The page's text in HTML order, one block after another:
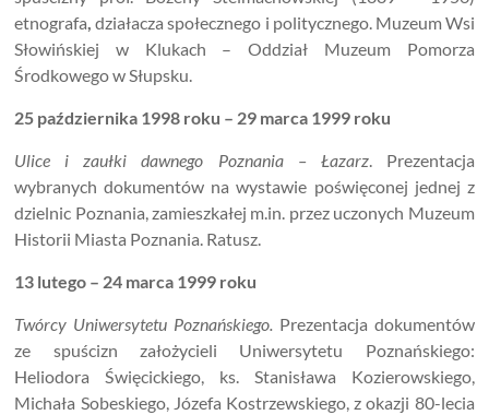
etnografa,działacza społecznego i politycznego. Muzeum Wsi
Słowińskiej w Klukach – Oddział Muzeum Pomorza
Środkowego w Słupsku.
25 października 1998 roku – 29 marca 1999 roku
Ulice i zaułki dawnego Poznania – Łazarz. Prezentacja
wybranych dokumentów na wystawie poświęconej jednej z
dzielnic Poznania, zamieszkałej m.in. przez uczonych Muzeum
Historii Miasta Poznania. Ratusz.
13 lutego – 24 marca 1999 roku
Twórcy Uniwersytetu Poznańskiego. Prezentacja dokumentów
ze spuścizn założycieli Uniwersytetu Poznańskiego:
Heliodora Święcickiego, ks. Stanisława Kozierowskiego,
Michała Sobeskiego, Józefa Kostrzewskiego, z okazji 80-lecia